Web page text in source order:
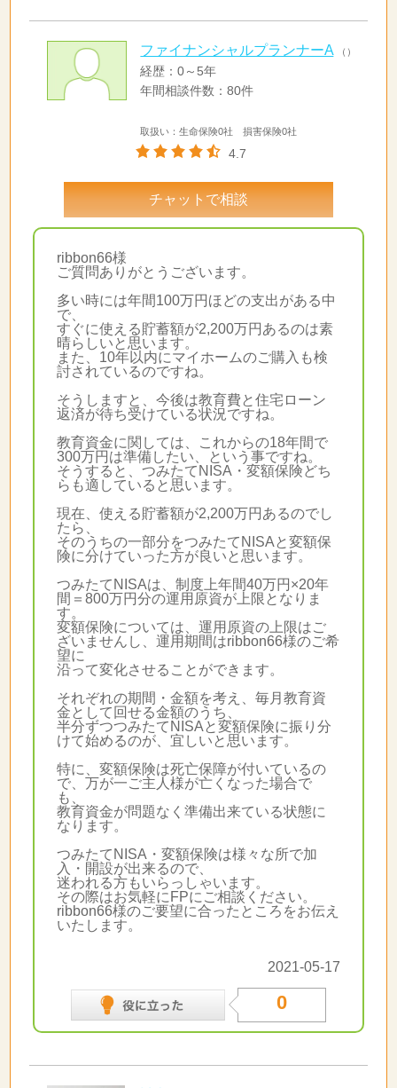
ファイナンシャルプランナーA （）
経歴：0～5年
年間相談件数：80件
取扱い：生命保険0社 損害保険0社
4.7
チャットで相談
ribbon66様
ご質問ありがとうございます。
多い時には年間100万円ほどの支出がある中
で、
すぐに使える貯蓄額が2,200万円あるのは素
晴らしいと思います。
また、10年以内にマイホームのご購入も検
討されているのですね。
そうしますと、今後は教育費と住宅ローン
返済が待ち受けている状況ですね。
教育資金に関しては、これからの18年間で
300万円は準備したい、という事ですね。
そうすると、つみたてNISA・変額保険どち
らも適していると思います。
現在、使える貯蓄額が2,200万円あるのでし
たら、
そのうちの一部分をつみたてNISAと変額保
険に分けていった方が良いと思います。
つみたてNISAは、制度上年間40万円×20年
間＝800万円分の運用原資が上限となりま
す。
変額保険については、運用原資の上限はご
ざいませんし、運用期間はribbon66様のご希
望に
沿って変化させることができます。
それぞれの期間・金額を考え、毎月教育資
金として回せる金額のうち、
半分ずつつみたてNISAと変額保険に振り分
けて始めるのが、宜しいと思います。
特に、変額保険は死亡保障が付いているの
で、万が一ご主人様が亡くなった場合で
も、
教育資金が問題なく準備出来ている状態に
なります。
つみたてNISA・変額保険は様々な所で加
入・開設が出来るので、
迷われる方もいらっしゃいます。
その際はお気軽にFPにご相談ください。
ribbon66様のご要望に合ったところをお伝え
いたします。
2021-05-17
0